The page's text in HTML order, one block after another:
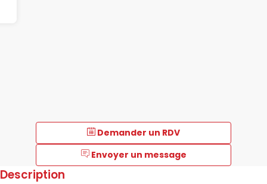
Demander un RDV
Envoyer un message
Description